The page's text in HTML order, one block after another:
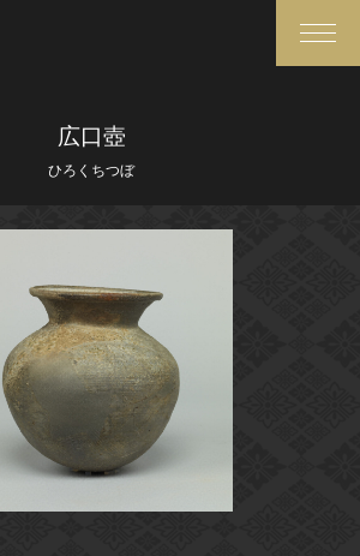
さらに詳細検索
媒体資料・関連記事等
博物館、美術館の皆さまへ
文化庁よりご挨拶
今月のみどころ
お知らせ一覧
広口壺
ひろくちつぼ